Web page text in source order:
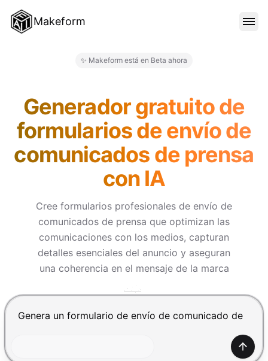
Makeform
BLOG
INICIAR SESIÓN
PROBAR GRATIS
✨ Makeform está en Beta ahora
Generador gratuito de
formularios de envío de
comunicados de prensa
con IA
Cree formularios profesionales de envío de
comunicados de prensa que optimizan las
comunicaciones con los medios, capturan
detalles esenciales del anuncio y aseguran
una coherencia en el mensaje de la marca
Presiona Enter para enviar, Shift+Enter para añadir